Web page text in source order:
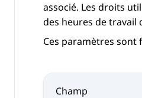
associé. Les droits
des heures de travail
Ces paramètres sont
Champ